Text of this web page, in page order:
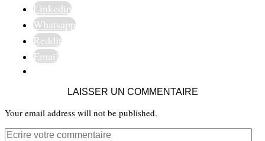
Linkedin
Whatsapp
Reddit
Email
LAISSER UN COMMENTAIRE
Your email address will not be published.